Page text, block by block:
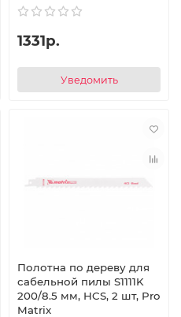
1331р.
Уведомить
Полотна по дереву для
сабельной пилы S1111K
200/8.5 мм, HCS, 2 шт, Pro
Matrix